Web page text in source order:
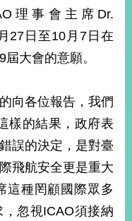
理事會主席Dr.
27日至10月7日在
大會的意願。
向各位報告，我們
樣的結果，政府表
誤的決定，是對臺
飛航安全更是重大
這種罔顧國際眾多
忽視ICAO須接納